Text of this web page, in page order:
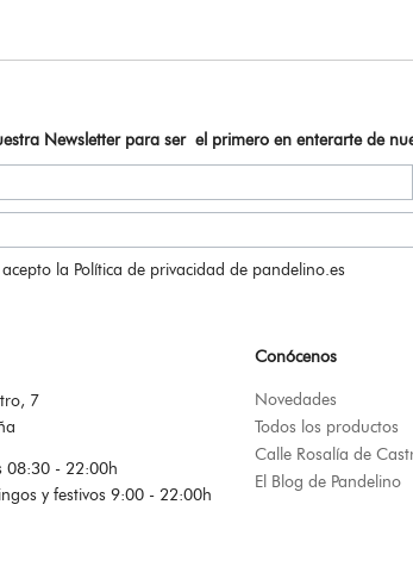
Newsletter para ser el primero en enterarte de
la Política de privacidad de pandelino.es
7
08:30 - 22:00h
y festivos 9:00 - 22:00h
Conócenos
Novedades
Todos los productos
Calle Rosalía de
El Blog de Pandelino